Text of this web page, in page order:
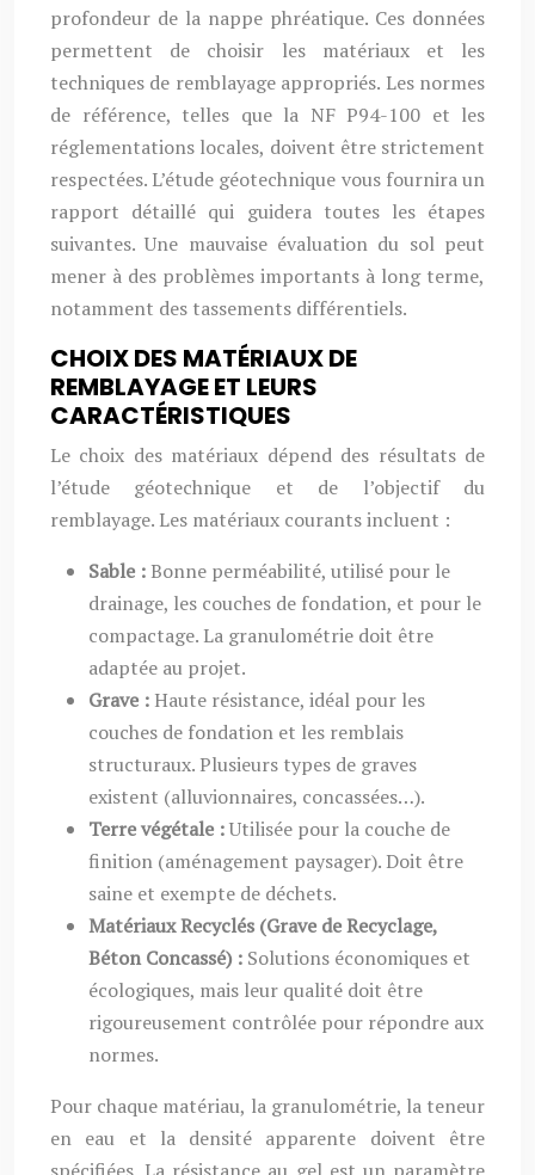
profondeur de la nappe phréatique. Ces données
permettent de choisir les matériaux et les
techniques de remblayage appropriés. Les normes
de référence, telles que la NF P94-100 et les
réglementations locales, doivent être strictement
respectées. L’étude géotechnique vous fournira un
rapport détaillé qui guidera toutes les étapes
suivantes. Une mauvaise évaluation du sol peut
mener à des problèmes importants à long terme,
notamment des tassements différentiels.
CHOIX DES MATÉRIAUX DE
REMBLAYAGE ET LEURS
CARACTÉRISTIQUES
Le choix des matériaux dépend des résultats de
l’étude géotechnique et de l’objectif du
remblayage. Les matériaux courants incluent :
Sable : Bonne perméabilité, utilisé pour le
drainage, les couches de fondation, et pour le
compactage. La granulométrie doit être
adaptée au projet.
Grave : Haute résistance, idéal pour les
couches de fondation et les remblais
structuraux. Plusieurs types de graves
existent (alluvionnaires, concassées…).
Terre végétale :Utilisée pour la couche de
finition (aménagement paysager). Doit être
saine et exempte de déchets.
Matériaux Recyclés (Grave de Recyclage,
Béton Concassé) : Solutions économiques et
écologiques, mais leur qualité doit être
rigoureusement contrôlée pour répondre aux
normes.
Pour chaque matériau, la granulométrie, la teneur
en eau et la densité apparente doivent être